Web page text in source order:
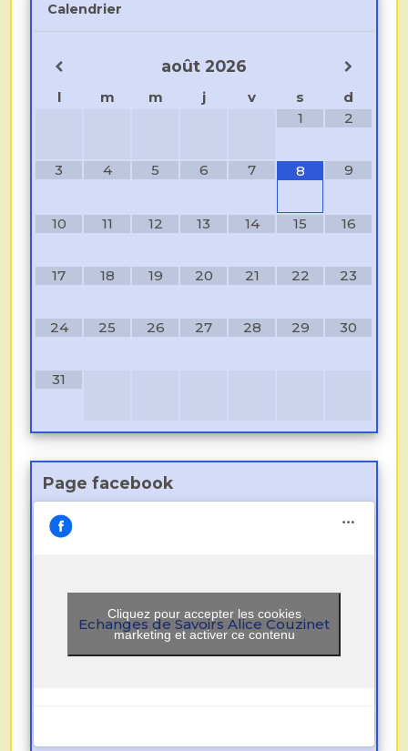
Calendrier
août 2026
l m m j v s
d
1
2
3 4 5 6 7 8 9
10 11 12 13 14 15 16
17 18 19 20 21 22 23
24 25 26 27 28 29 30
31
Page facebook
Echanges de Savoirs Alice Couzinet
Cliquez pour accepter les cookies
marketing et activer ce contenu